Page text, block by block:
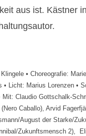
aus ist. Kästner
• Choreografie:
• Licht: Marius Lorenzen •
Mit: Claudio Gottschalk-
Caballo), Arvid
August der Starke/
Zukunftsmensch 2),